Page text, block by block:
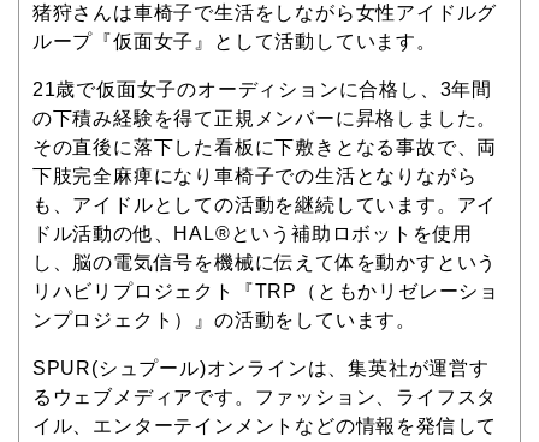
猪狩さんは車椅子で生活をしながら女性アイドルグ
ループ『仮面女子』として活動しています。
21歳で仮面女子のオーディションに合格し、3年間
の下積み経験を得て正規メンバーに昇格しました。
その直後に落下した看板に下敷きとなる事故で、両
下肢完全麻痺になり車椅子での生活となりながら
も、アイドルとしての活動を継続しています。アイ
ドル活動の他、HAL®︎という補助ロボットを使用
し、脳の電気信号を機械に伝えて体を動かすという
リハビリプロジェクト『TRP（ともかリゼレーショ
ンプロジェクト）』の活動をしています。
SPUR(シュプール)オンラインは、集英社が運営す
るウェブメディアです。ファッション、ライフスタ
イル、エンターテインメントなどの情報を発信して